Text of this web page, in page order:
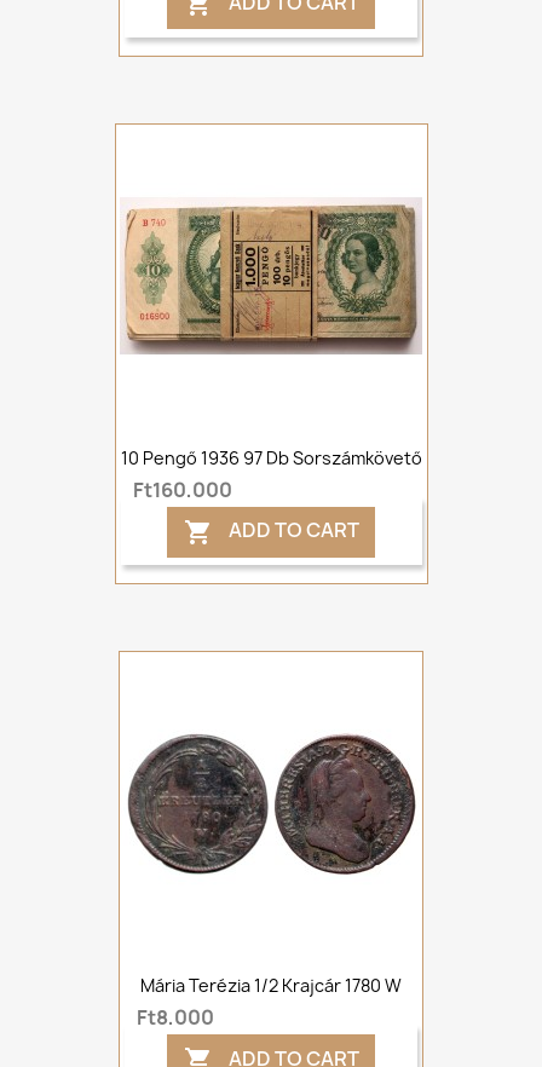
10 Pengő 1936 97 Db Sorszámkövető
Ft160,000
 ADD TO CART
Mária Terézia 1/2 Krajcár 1780 W
Ft8,000
 ADD TO CART